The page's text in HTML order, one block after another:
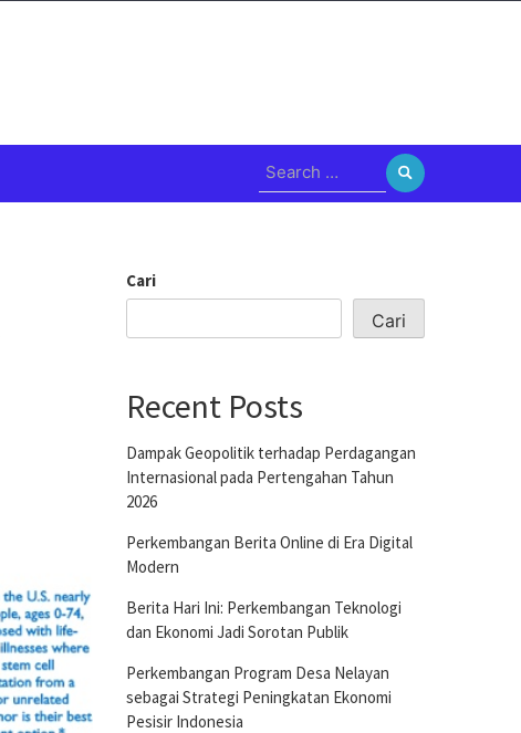
Search
for:
Cari
Cari
Recent Posts
Dampak Geopolitik terhadap Perdagangan
Internasional pada Pertengahan Tahun
2026
Perkembangan Berita Online di Era Digital
Modern
Berita Hari Ini: Perkembangan Teknologi
dan Ekonomi Jadi Sorotan Publik
Perkembangan Program Desa Nelayan
sebagai Strategi Peningkatan Ekonomi
Pesisir Indonesia